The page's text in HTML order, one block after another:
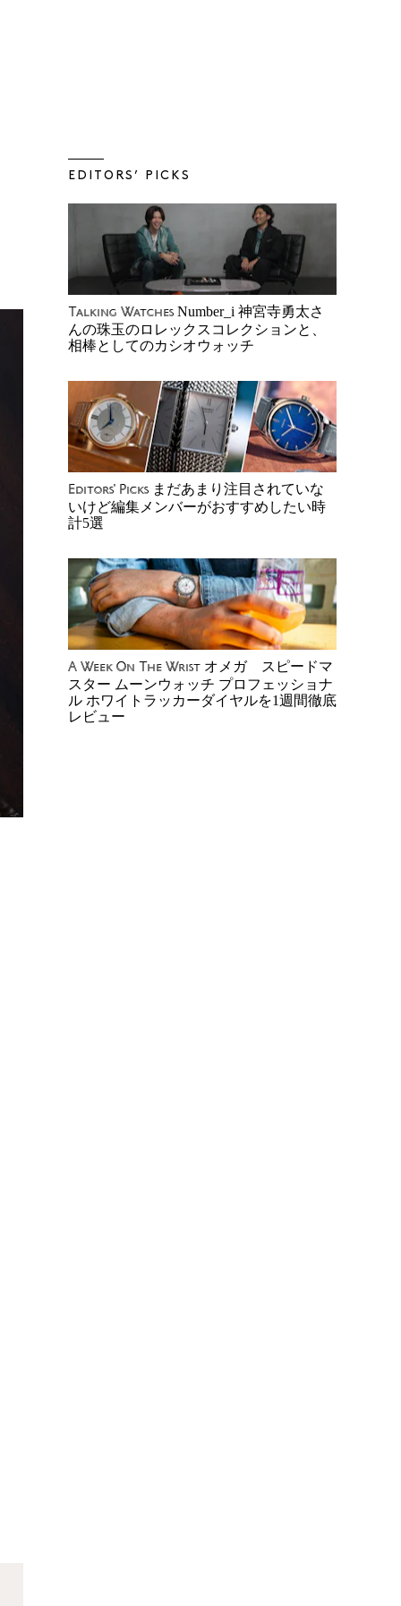
EDITORS’ PICKS
Talking Watches Number_i 神宮寺勇太さ
んの珠玉のロレックスコレクションと、
相棒としてのカシオウォッチ
Editors' Picks まだあまり注目されていな
いけど編集メンバーがおすすめしたい時
計5選
A Week On The Wrist オメガ スピードマ
スター ムーンウォッチ プロフェッショナ
ル ホワイトラッカーダイヤルを1週間徹底
レビュー